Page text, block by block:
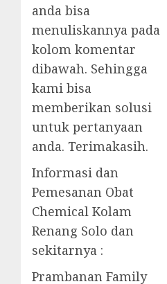
anda bisa
menuliskannya pada
kolom komentar
dibawah. Sehingga
kami bisa
memberikan solusi
untuk pertanyaan
anda. Terimakasih.
Informasi dan
Pemesanan Obat
Chemical Kolam
Renang Solo dan
sekitarnya :
Prambanan Family